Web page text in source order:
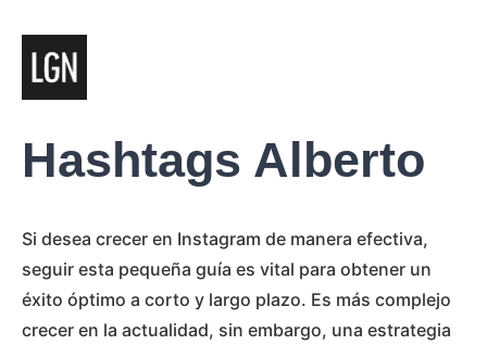
Hashtags Alberto
Si desea crecer en Instagram de manera efectiva,
seguir esta pequeña guía es vital para obtener un
éxito óptimo a corto y largo plazo. Es más complejo
crecer en la actualidad, sin embargo, una estrategia